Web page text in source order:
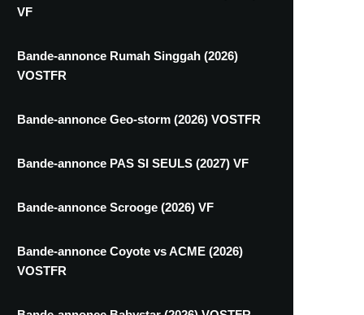
VF
Bande-annonce Rumah Singgah (2026)
VOSTFR
Bande-annonce Geo-storm (2026) VOSTFR
Bande-annonce PAS SI SEULS (2027) VF
Bande-annonce Scrooge (2026) VF
Bande-annonce Coyote vs ACME (2026)
VOSTFR